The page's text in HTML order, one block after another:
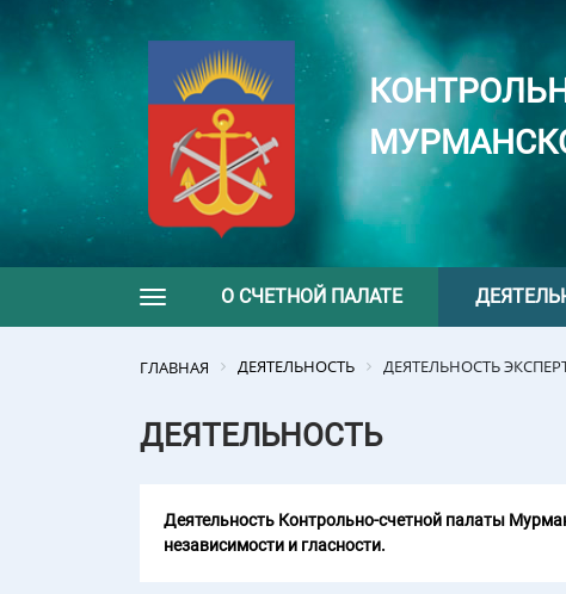
Toggle navigation
О СЧЕТНОЙ ПАЛАТЕ
ГЛАВНАЯ ДЕЯТЕЛЬНОСТЬ ДЕЯТЕЛЬНОСТЬ
ДЕЯТЕЛЬНОСТЬ
Деятельность Контрольно-счетной палаты
независимости и гласности.